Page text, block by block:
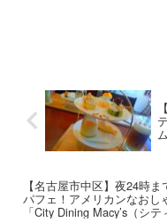
【名古屋市中区】夜24時
パフェ！アメリカンなおし
「City Dining Macy’s（シ